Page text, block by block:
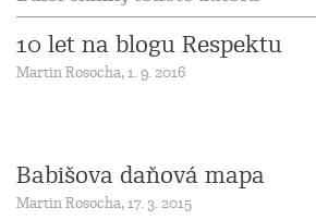
10 let na blogu Respektu
Martin Rosocha, 1. 9. 2016
Babišova daňová mapa
Martin Rosocha, 17. 3. 2015